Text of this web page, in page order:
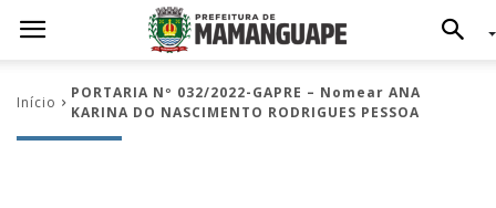
Início
PORTARIA Nº 032/2022-GAPRE – Nomear ANA
KARINA DO NASCIMENTO RODRIGUES PESSOA